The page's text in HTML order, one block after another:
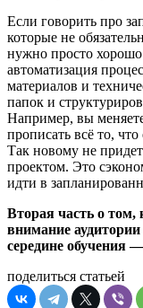
Если говорить про
которые не
нужно просто
автоматизация
материалов и
папок и
Например, вы
прописать всё то,
Так новому не
проектом. Это
идти в
Вторая часть о том,
внимание
середине обучения
поделиться статьей